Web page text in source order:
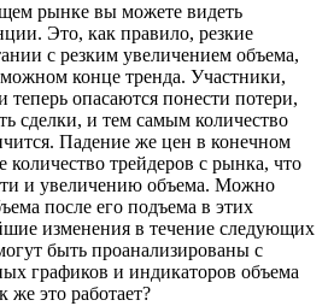
рынке вы можете видеть
Это, как правило, резкие
с резким увеличением объема,
конце тренда. Участники,
опасаются понести потери,
сделки, и тем самым количество
Падение же цен в конечном
количество трейдеров с рынка, что
и увеличению объема. Можно
после его подъема в этих
изменения в течение следующих
быть проанализированы с
графиков и индикаторов объема
же это работает?